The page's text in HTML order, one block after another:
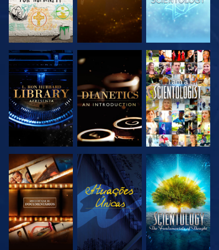
EXPLORAR A
SÉRIE
EXPLORAR A
SÉRIE
VER
EXPLORAR A
SÉRIE
VER
EXPLORAR A
SÉRIE